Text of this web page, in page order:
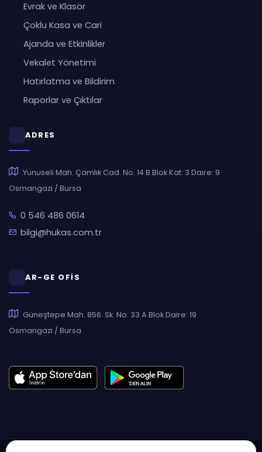
Evrak ve Klasör
Çoklu Kasa ve Cari
Ajanda ve Etkinlikler
Vekalet Yönetimi
Hatırlatma ve Bildirim
Raporlar ve Çıktılar
ADRES
Yunuseli Mah. Çamlık Cad. No: 14 B Blok Kat: 3 Daire: 9
Osmangazi / Bursa
0 546 486 0614
bilgi@hukas.com.tr
AR-GE OFİS
Güneştepe Mah. 856. Sk. No: 33 A Blok Daire: 19
Osmangazi / Bursa